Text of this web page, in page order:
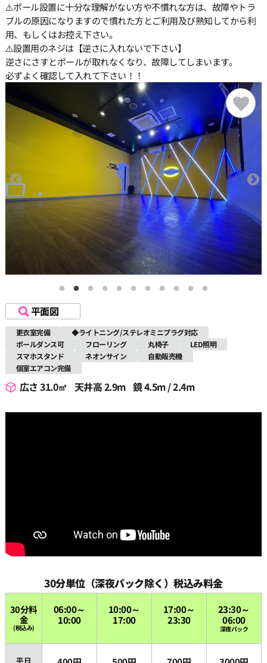
⚠️ポール設置に十分な理解がない方や不慣れな方は、故障やトラ
ブルの原因になりますので慣れた方とご利用及び熟知してから利
用、もしくはお控え下さい。
⚠️設置用のネジは【逆さに入れないで下さい】
逆さにさすとポールが取れなくなり、故障してしまいます。
必ずよく確認して入れて下さい！！
平面図
更衣室完備
◆ライトニング/ステレオミニプラグ対応
ポールダンス可
フローリング 丸椅子
LED照明
スマホスタンド
ネオンサイン
自動販売機
個室エアコン完備
広さ 31.0㎡ 天井高 2.9m 鏡 4.5m / 2.4m
30分単位（深夜パック除く）税込み料金
30分料
金
(税込み)
06:00～
10:00
10:00～
17:00
17:00～
23:30
23:30～
06:00
深夜パック
平日